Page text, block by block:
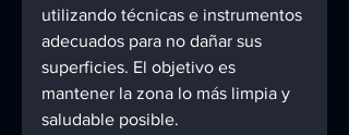
utilizando técnicas e instrumentos
adecuados para no dañar sus
superficies. El objetivo es
mantener la zona lo más limpia y
saludable posible.